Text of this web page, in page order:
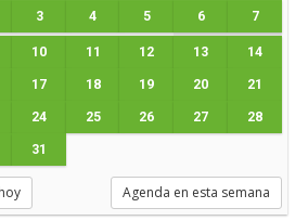
3 4 5 6 7
10 11 12 13 14
17 18 19 20 21
24 25 26 27 28
31
Agenda en esta semana